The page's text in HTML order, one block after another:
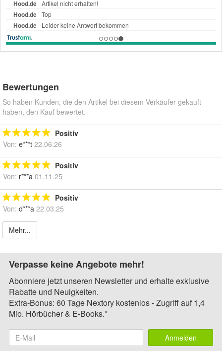
Bewertungen
So haben Kunden, die den Artikel bei diesem Verkäufer gekauft
haben, den Kauf bewertet.
Positiv
Von: e***t 22.06.26
Positiv
Von: r***a 01.11.25
Positiv
Von: d***a 22.03.25
Mehr...
Verpasse keine Angebote mehr!
Abonniere jetzt unseren Newsletter und erhalte exklusive
Rabatte und Neuigkeiten.
Extra-Bonus: 60 Tage Nextory kostenlos - Zugriff auf 1,4
Mio. Hörbücher & E-Books.*
Anmelden